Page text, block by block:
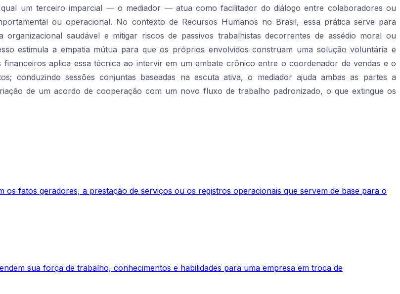
um terceiro imparcial — o mediador — atua como facilitador do diálogo entre colaboradores ou
ou operacional. No contexto de Recursos Humanos no Brasil, essa prática serve para
saudável e mitigar riscos de passivos trabalhistas decorrentes de assédio moral ou
estimula a empatia mútua para que os próprios envolvidos construam uma solução voluntária e
aplica essa técnica ao intervir em um embate crônico entre o coordenador de vendas e o
conduzindo sessões conjuntas baseadas na escuta ativa, o mediador ajuda ambas as partes a
de um acordo de cooperação com um novo fluxo de trabalho padronizado, o que extingue os
fatos geradores, a prestação de serviços ou os registros operacionais que servem de base para o
sua força de trabalho, conhecimentos e habilidades para uma empresa em troca de